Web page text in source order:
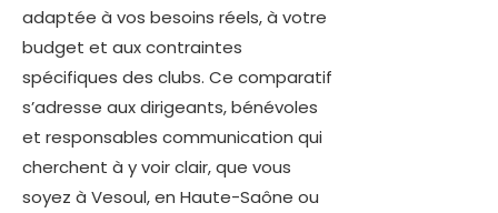
adaptée à vos besoins réels, à votre
budget et aux contraintes
spécifiques des clubs. Ce comparatif
s’adresse aux dirigeants, bénévoles
et responsables communication qui
cherchent à y voir clair, que vous
soyez à Vesoul, en Haute-Saône ou